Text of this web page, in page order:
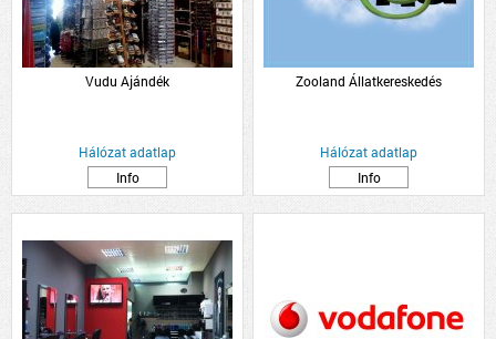
Vudu Ajándék
Hálózat adatlap
Info
Zooland Állatkereskedés
Hálózat adatlap
Info